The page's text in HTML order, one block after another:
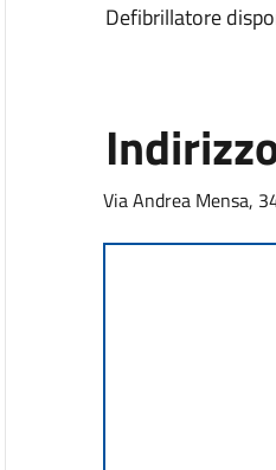
Defibrillatore
Via Andrea Mensa,